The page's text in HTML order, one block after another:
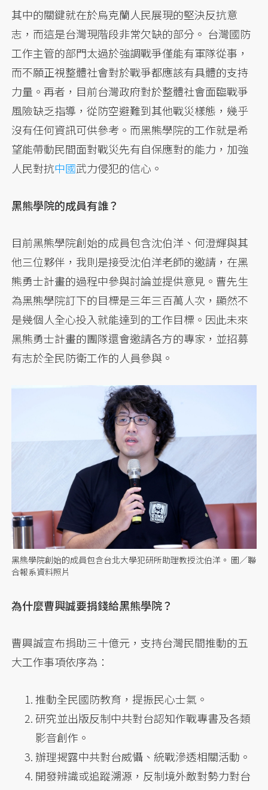
其中的關鍵就在於烏克蘭人民展現的堅決反抗意
志，而這是台灣現階段非常欠缺的部分。 台灣國防
工作主管的部門太過於強調戰爭僅能有軍隊從事，
而不願正視整體社會對於戰爭都應該有具體的支持
力量。再者，目前台灣政府對於整體社會面臨戰爭
風險缺乏指導，從防空避難到其他戰災樣態，幾乎
沒有任何資訊可供參考。而黑熊學院的工作就是希
望能帶動民間面對戰災先有自保應對的能力，加強
人民對抗中國武力侵犯的信心。
黑熊學院的成員有誰？
目前黑熊學院創始的成員包含沈伯洋、何澄輝與其
他三位夥伴，我則是接受沈伯洋老師的邀請，在黑
熊勇士計畫的過程中參與討論並提供意見。曹先生
為黑熊學院訂下的目標是三年三百萬人次，顯然不
是幾個人全心投入就能達到的工作目標。因此未來
黑熊勇士計畫的團隊還會邀請各方的專家，並招募
有志於全民防衛工作的人員參與。
黑熊學院創始的成員包含台北大學犯研所助理教授沈伯洋。 圖／聯
合報系資料照片
為什麼曹興誠要捐錢給黑熊學院？
曹興誠宣布捐助三十億元，支持台灣民間推動的五
大工作事項依序為：
推動全民國防教育，提振民心士氣。
研究並出版反制中共對台認知作戰專書及各類
影音創作。
辦理揭露中共對台威懾、統戰滲透相關活動。
開發辨識或追蹤溯源，反制境外敵對勢力對台